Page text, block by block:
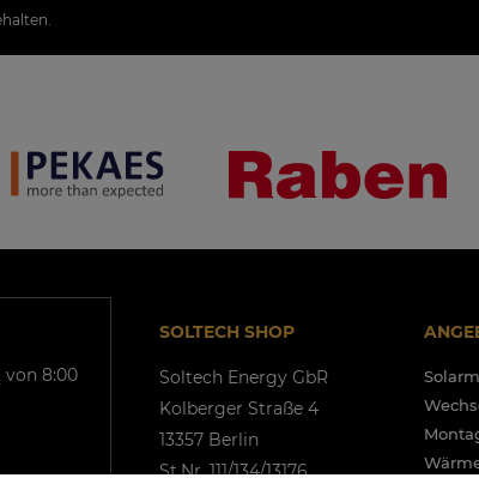
SOLTECH SHOP
Soltech Energy GbR
Kolberger Straße 4
13357 Berlin
St.Nr. 111/134/13176
8:00